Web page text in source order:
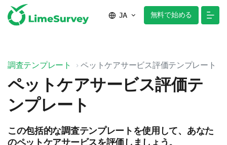
JA 無料で始める
調査テンプレート ペットケアサービス評価テンプレート
ペットケアサービス評価テ
ンプレート
この包括的な調査テンプレートを使用して、あなた
のペットケアサービスを評価しましょう。